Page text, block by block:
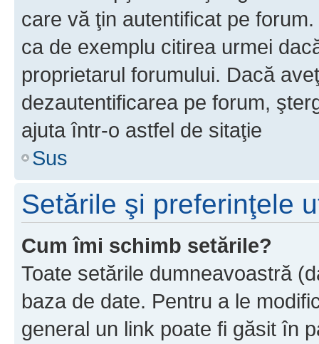
care vă ţin autentificat pe
ca de exemplu citirea urmei
proprietarul forumului. Dacă
dezautentificarea pe forum,
ajuta într-o astfel de sitaţie
Sus
Setările şi preferinţele
Cum îmi schimb setările?
Toate setările dumneavoastră
baza de date. Pentru a le
general un link poate fi găsit în